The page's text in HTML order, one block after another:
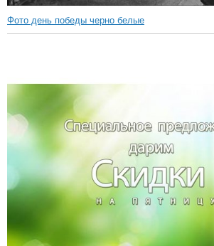
Фото день победы черно белые